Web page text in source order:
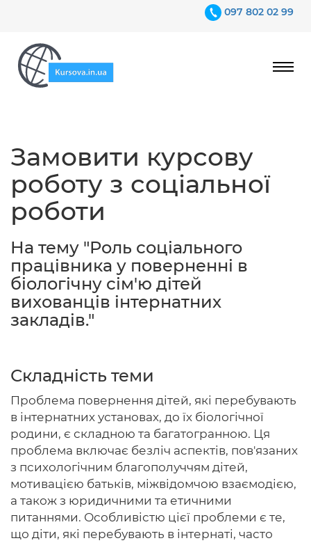
097 802 02 99
Замовити курсову
роботу з соціальної
роботи
На тему "Роль соціального
працівника у поверненні в
біологічну сім'ю дітей
вихованців інтернатних
закладів."
Складність теми
Проблема повернення дітей, які перебувають
в інтернатних установах, до їх біологічної
родини, є складною та багатогранною. Ця
проблема включає безліч аспектів, пов'язаних
з психологічним благополуччям дітей,
мотивацією батьків, міжвідомчою взаємодією,
а також з юридичними та етичними
питаннями. Особливістю цієї проблеми є те,
що діти, які перебувають в інтернаті, часто
Гарантії
Відгуки
097 802 02 99
Головна
Авторам
Умови
Вхiд